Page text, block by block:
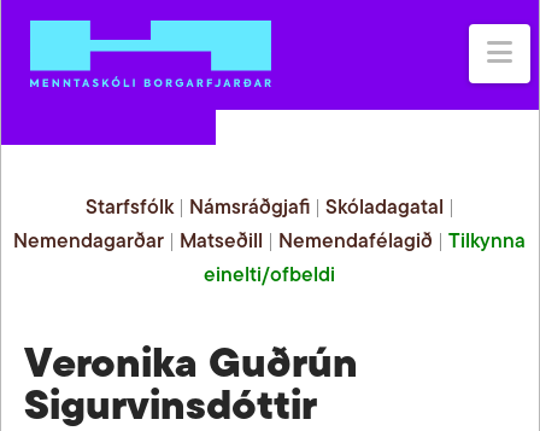
Starfsfólk| Námsráðgjafi| Skóladagatal
Nemendagarðar
Matseðill Nemendafélagið |Tilkynna
einelti/ofbeldi
Veronika Guðrún
Sigurvinsdóttir